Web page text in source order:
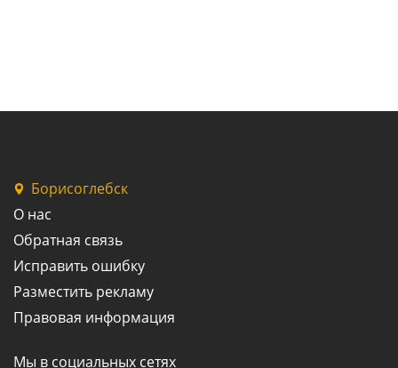
Борисоглебск
О нас
Обратная связь
Исправить ошибку
Разместить рекламу
Правовая информация
Мы в социальных сетях